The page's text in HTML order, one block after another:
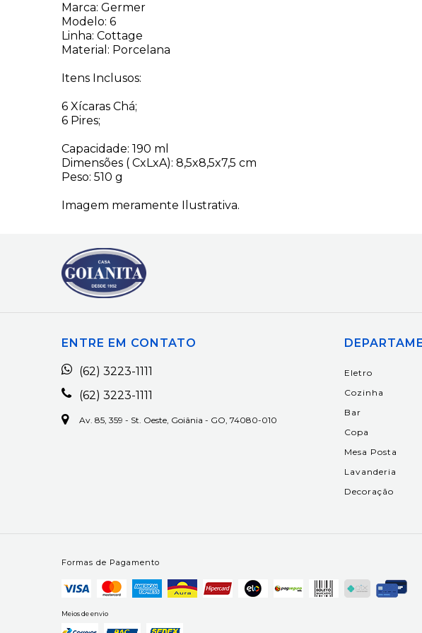
Marca: Germer
Modelo: 6
Linha: Cottage
Material: Porcelana
Itens Inclusos:
6 Xícaras Chá;
6 Pires;
Capacidade: 190 ml
Dimensões ( CxLxA): 8,5x8,5x7,5 cm
Peso: 510 g
Imagem meramente Ilustrativa.
ENTRE EM CONTATO
(62) 3223-1111
(62) 3223-1111
Av. 85, 359 - St. Oeste, Goiânia - GO, 74080-010
Eletro
Cozinha
Bar
Copa
Mesa Posta
Lavanderia
Decoração
Formas de Pagamento
Meios de envio